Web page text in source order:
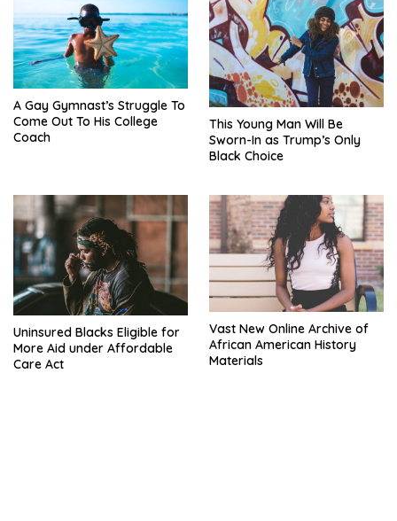
A Gay Gymnast’s Struggle To
Come Out To His College
Coach
This Young Man Will Be
Sworn-In as Trump’s Only
Black Choice
Uninsured Blacks Eligible for
More Aid under Affordable
Care Act
Vast New Online Archive of
African American History
Materials